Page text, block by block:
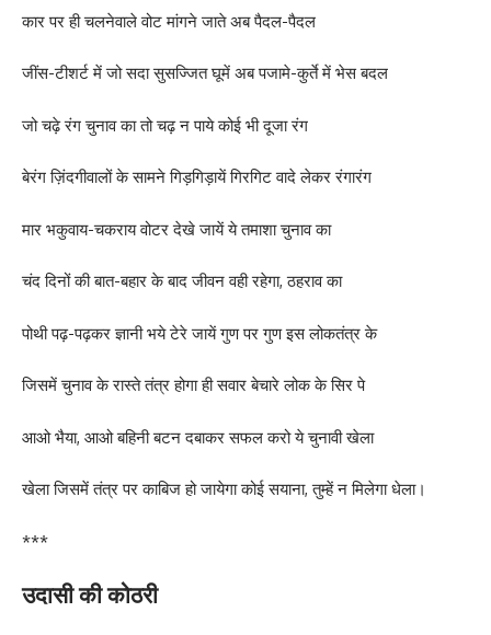
कार पर ही चलनेवाले वोट मांगने जाते अब पैदल-पैदल
जींस-टीशर्ट में जो सदा सुसज्जित घूमें अब पजामे-कुर्ते में भेस बदल
जो चढ़े रंग चुनाव का तो चढ़ न पाये कोई भी दूजा रंग
बेरंग ज़िंदगीवालों के सामने गिड़गिड़ायें गिरगिट वादे लेकर रंगारंग
मार भकुवाय-चकराय वोटर देखे जायें ये तमाशा चुनाव का
चंद दिनों की बात-बहार के बाद जीवन वही रहेगा, ठहराव का
पोथी पढ़-पढ़कर ज्ञानी भये टेरे जायें गुण पर गुण इस लोकतंत्र के
जिसमें चुनाव के रास्ते तंत्र होगा ही सवार बेचारे लोक के सिर पे
आओ भैया, आओ बहिनी बटन दबाकर सफल करो ये चुनावी खेला
खेला जिसमें तंत्र पर काबिज हो जायेगा कोई सयाना, तुम्हें न मिलेगा धेला।
***
उदासी की कोठरी